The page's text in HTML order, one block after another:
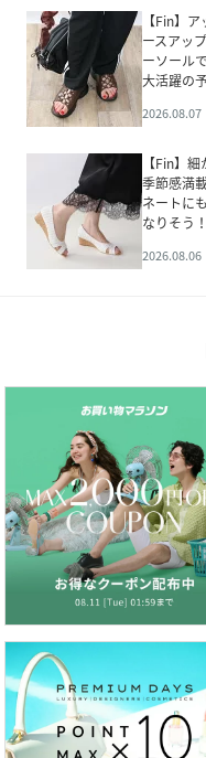
【Fin】
ースアッ
ーソール
大活躍の
2026.08.07
【Fin】
季節感満
ネートに
なりそう
2026.08.06